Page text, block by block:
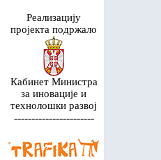
Реализацију
пројекта подржало
Кабинет Министра
за иновације и
технолошки развој
-----------------------